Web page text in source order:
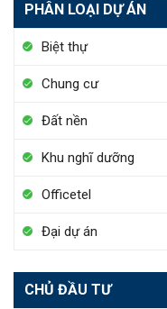
PHÂN LOẠI DỰ ÁN
Biệt thự
Chung cư
Đất nền
Khu nghĩ dưỡng
Officetel
Đại dự án
CHỦ ĐẦU TƯ